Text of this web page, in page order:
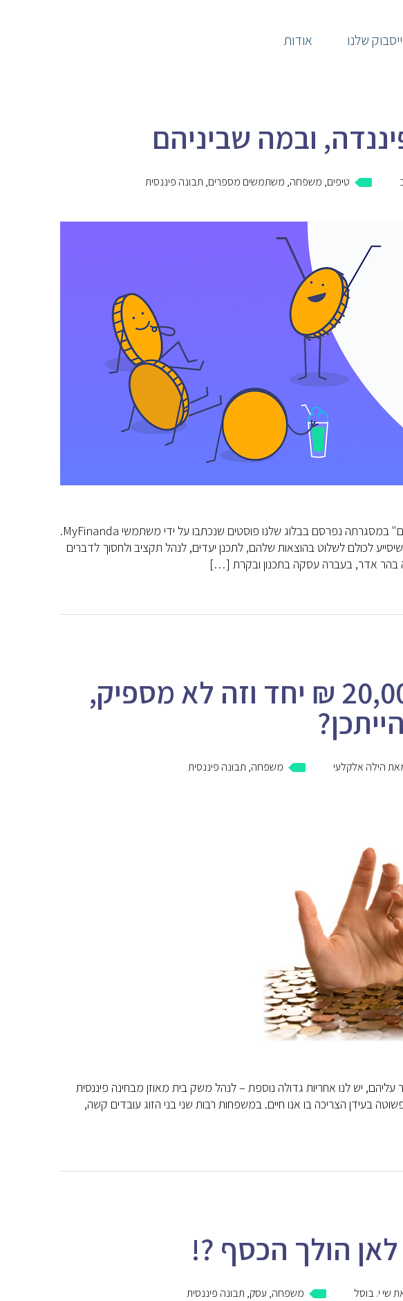
שלנו אודות
ובמה שביניהם
טיפים, משפחה, משתמשים מספרים, תבונה פיננסית
פוסט זה הינו פוסט אורח והראשון בסדרת "משתמשים מספרים" במסגרתה נפרסם בבלוג שלנו פוסטים שנכתבו על ידי משתמשי MyFinanda.
לכולם לשלוט בהוצאות שלהם, לתכנן יעדים, לנהל תקציב ולחסוך לדברים
מכניסים כל חודש 20,000 ₪ יחד וזה לא מספיק,
הייתכן?
הילה אלקלעי משפחה, תבונה פיננסית
עליהם, יש לנו אחריות גדולה נוספת – לנהל משק בית מאוזן מבחינה פיננסית
בעידן הצריכה בו אנו חיים. במשפחות רבות שני בני הזוג עובדים קשה,
לאן הולך הכסף ?!
שי י. בוסל משפחה, עסק, תבונה פיננסית